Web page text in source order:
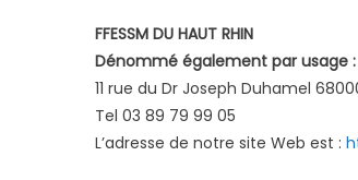
FFESSM DU HAUT RHIN
Dénommé également par usage :
11 rue du Dr Joseph Duhamel
Tel 03 89 79 99 05
L’adresse de notre site Web est :